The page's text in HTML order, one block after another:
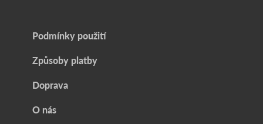
Podmínky použití
Způsoby platby
Doprava
O nás